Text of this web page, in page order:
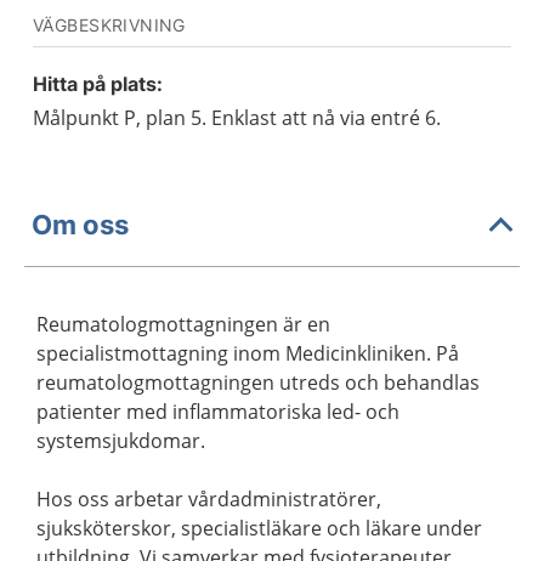
VÄGBESKRIVNING
Hitta på plats:
Målpunkt P, plan 5. Enklast att nå via entré 6.
Om oss
Reumatologmottagningen är en
specialistmottagning inom Medicinkliniken. På
reumatologmottagningen utreds och behandlas
patienter med inflammatoriska led- och
systemsjukdomar.
Hos oss arbetar vårdadministratörer,
sjuksköterskor, specialistläkare och läkare under